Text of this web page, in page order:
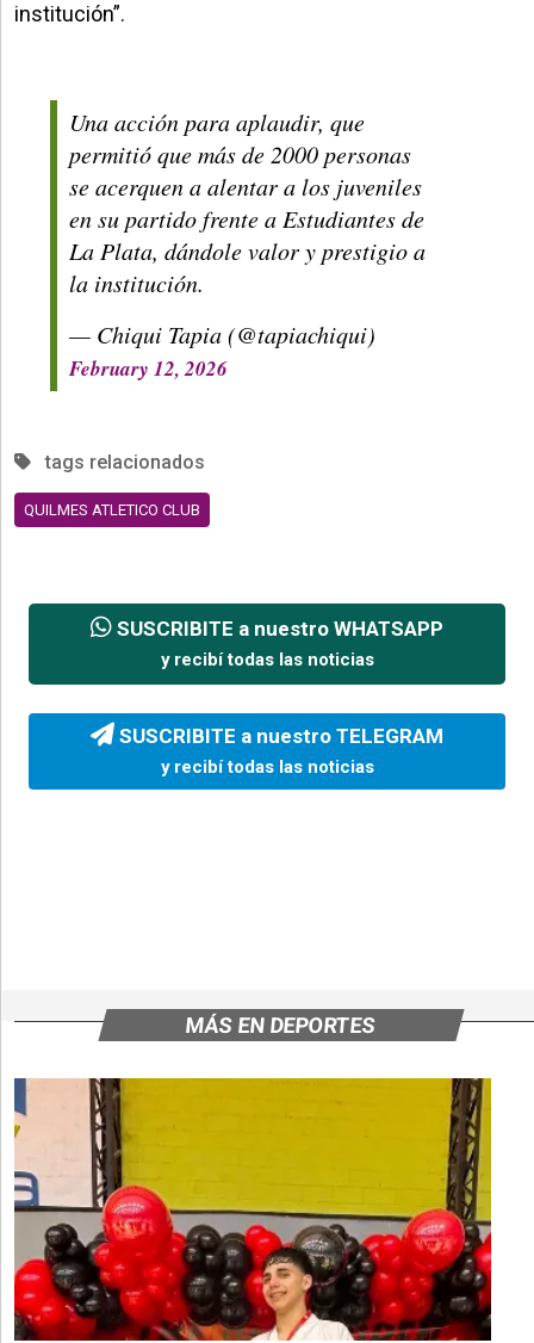
institución”.
Una acción para aplaudir, que
permitió que más de 2000 personas
se acerquen a alentar a los juveniles
en su partido frente a Estudiantes de
La Plata, dándole valor y prestigio a
la institución.
— Chiqui Tapia (@tapiachiqui)
February 12, 2026
tags relacionados
QUILMES ATLETICO CLUB
SUSCRIBITE a nuestro WHATSAPP
y recibí todas las noticias
SUSCRIBITE a nuestro TELEGRAM
y recibí todas las noticias
MÁS EN DEPORTES